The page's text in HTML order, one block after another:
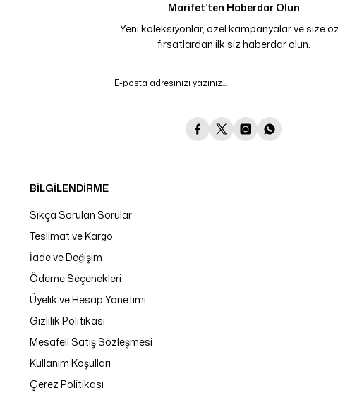
Marifet’ten Haberdar Olun
Yeni koleksiyonlar, özel kampanyalar ve size
fırsatlardan ilk siz haberdar olun.
BİLGİLENDİRME
Sıkça Sorulan Sorular
Teslimat ve Kargo
İade ve Değişim
Ödeme Seçenekleri
Üyelik ve Hesap Yönetimi
Gizlilik Politikası
Mesafeli Satış Sözleşmesi
Kullanım Koşulları
Çerez Politikası